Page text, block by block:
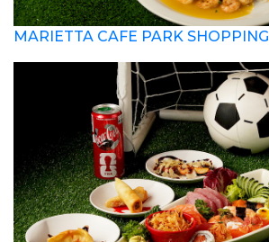
MARIETTA CAFE PARK SHOPPING